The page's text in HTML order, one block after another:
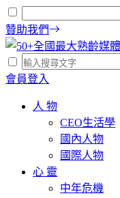
贊助我們
會員登入
人 物
CEO生活學
國內人物
國際人物
心 靈
中年危機